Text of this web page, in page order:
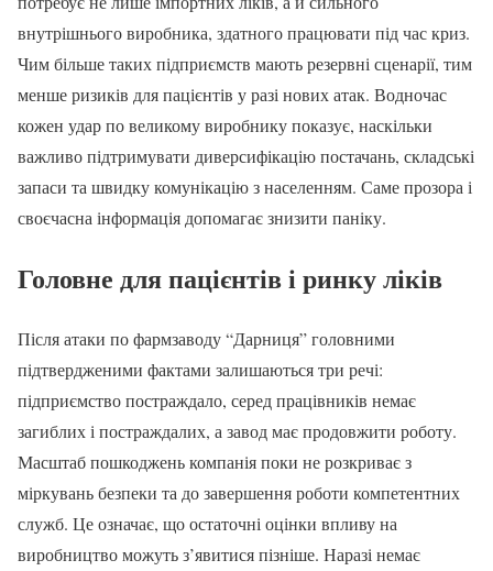
внутрішнього виробника, здатного працювати під час криз.
Чим більше таких підприємств мають резервні сценарії, тим
менше ризиків для пацієнтів у разі нових атак. Водночас
кожен удар по великому виробнику показує, наскільки
важливо підтримувати диверсифікацію постачань, складські
запаси та швидку комунікацію з населенням. Саме прозора і
своєчасна інформація допомагає знизити паніку.
Головне для пацієнтів і ринку ліків
Після атаки по фармзаводу “Дарниця” головними
підтвердженими фактами залишаються три речі:
підприємство постраждало, серед працівників немає
загиблих і постраждалих, а завод має продовжити роботу.
Масштаб пошкоджень компанія поки не розкриває з
міркувань безпеки та до завершення роботи компетентних
служб. Це означає, що остаточні оцінки впливу на
виробництво можуть з’явитися пізніше. Наразі немає